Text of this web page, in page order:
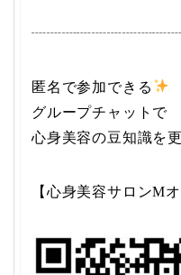
匿名で参加できる
グループチャットで
心身美容の豆知識を
【心身美容サロンM